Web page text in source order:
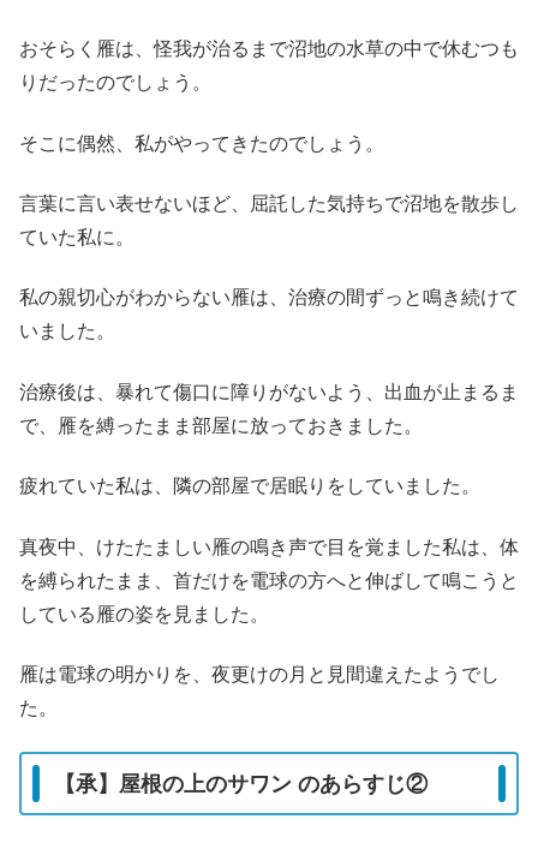
おそらく雁は、怪我が治るまで沼地の水草の中で休むつも
りだったのでしょう。
そこに偶然、私がやってきたのでしょう。
言葉に言い表せないほど、屈託した気持ちで沼地を散歩し
ていた私に。
私の親切心がわからない雁は、治療の間ずっと鳴き続けて
いました。
治療後は、暴れて傷口に障りがないよう、出血が止まるま
で、雁を縛ったまま部屋に放っておきました。
疲れていた私は、隣の部屋で居眠りをしていました。
真夜中、けたたましい雁の鳴き声で目を覚ました私は、体
を縛られたまま、首だけを電球の方へと伸ばして鳴こうと
している雁の姿を見ました。
雁は電球の明かりを、夜更けの月と見間違えたようでし
た。
【承】屋根の上のサワン のあらすじ②